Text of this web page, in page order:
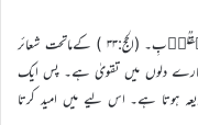
اور وَمَنۡ یُّعَظِّمۡ شَعَآئِرَ اللّٰہِ فَاِنَّہَا مِنۡ تَقۡوَی الۡقُلُوۡبِ۔ (الحج:۳۳ ) کےماتحت شعائر
ہمارے دلوں میں تقویٰ ہے۔ پس ایک
ہوتا ہے۔ اس لیے میں امید کرتا